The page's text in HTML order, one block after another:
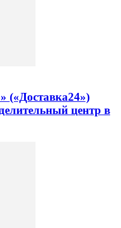
(«Доставка24»)
центр в